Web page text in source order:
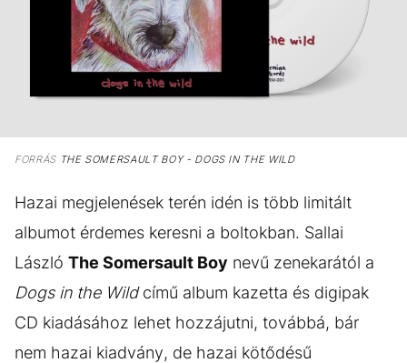
FORRÁSTHE SOMERSAULT BOY - DOGS IN THE WILD
Hazai megjelenések terén idén is több limitált
albumot érdemes keresni a boltokban. Sallai
László The Somersault Boy nevű zenekarától a
Dogs in the Wildcímű album kazetta és digipak
CD kiadásához lehet hozzájutni, továbbá, bár
nem hazai kiadvány, de hazai kötődésű